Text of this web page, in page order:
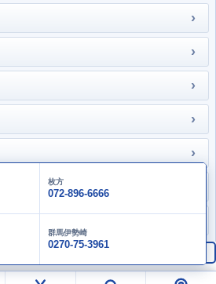
›
›
›
›
›
枚方
072-896-6666
群馬伊勢崎
0270-75-3961
検索